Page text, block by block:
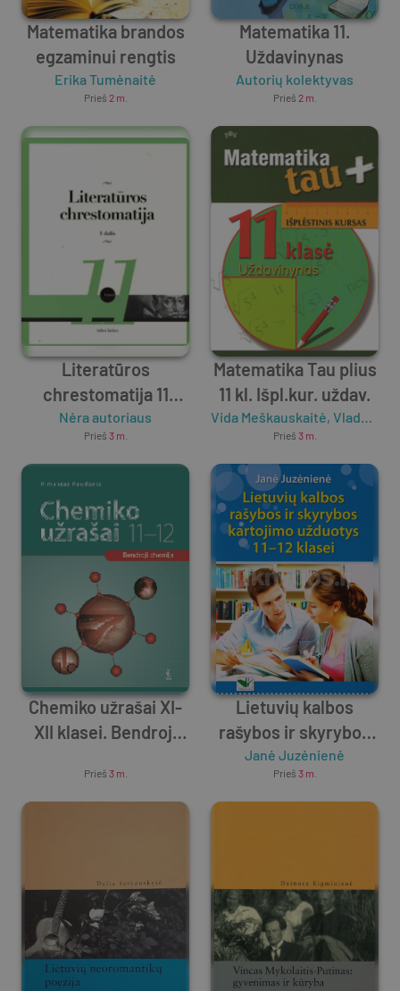
Matematika brandos
egzaminui rengtis
Erika Tumėnaitė
Prieš 2 m.
Matematika 11.
Uždavinynas
Autorių kolektyvas
Prieš 2 m.
Literatūros
chrestomatija 11
klasei. 1 dalis
Nėra autoriaus
Prieš 3 m.
Matematika Tau plius
11 kl. Išpl.kur. uždav.
Vida Meškauskaitė, Vladas Vitkus
Prieš 3 m.
Chemiko užrašai XI-
XII klasei. Bendroji
Prieš 3 m.
Lietuvių kalbos
rašybos ir skyrybos
kartojimo užduotys 11
- 12 klasei
Janė Juzėnienė
Prieš 3 m.